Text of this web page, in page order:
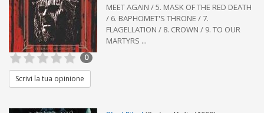
MEET AGAIN / 5. MASK OF THE RED DEATH
/ 6. BAPHOMET'S THRONE / 7.
FLAGELLATION / 8. CROWN / 9. TO OUR
MARTYRS ...
0
Scrivi la tua opinione